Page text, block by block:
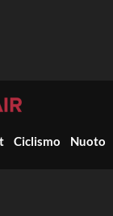
Ciclismo Nuoto